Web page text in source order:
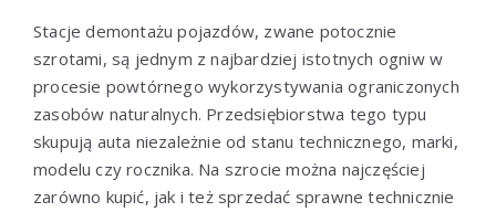
Stacje demontażu pojazdów, zwane potocznie
szrotami, są jednym z najbardziej istotnych ogniw w
procesie powtórnego wykorzystywania ograniczonych
zasobów naturalnych. Przedsiębiorstwa tego typu
skupują auta niezależnie od stanu technicznego, marki,
modelu czy rocznika. Na szrocie można najczęściej
zarówno kupić, jak i też sprzedać sprawne technicznie